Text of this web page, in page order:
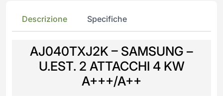
Descrizione Specifiche
AJ040TXJ2K – SAMSUNG –
U.EST. 2 ATTACCHI 4 KW
A+++/A++